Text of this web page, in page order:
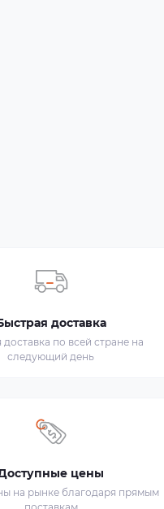
доставка
доставка по всей стране на
следующий день
цены
на рынке благодаря прямым